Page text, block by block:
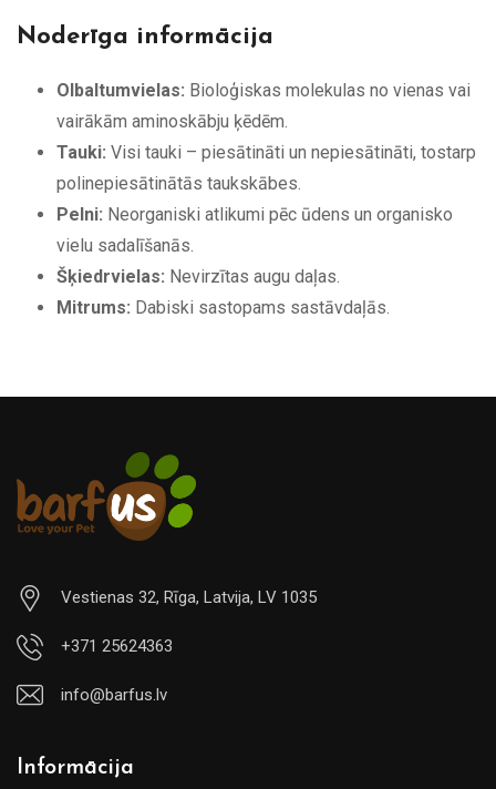
Noderīga informācija
Olbaltumvielas: Bioloģiskas molekulas no vienas vai
vairākām aminoskābju ķēdēm.
Tauki: Visi tauki – piesātināti un nepiesātināti, tostarp
polinepiesātinātās taukskābes.
Pelni: Neorganiski atlikumi pēc ūdens un organisko
vielu sadalīšanās.
Šķiedrvielas: Nevirzītas augu daļas.
Mitrums: Dabiski sastopams sastāvdaļās.
Vestienas 32, Rīga, Latvija, LV 1035
+371 25624363
info@barfus.lv
Informācija